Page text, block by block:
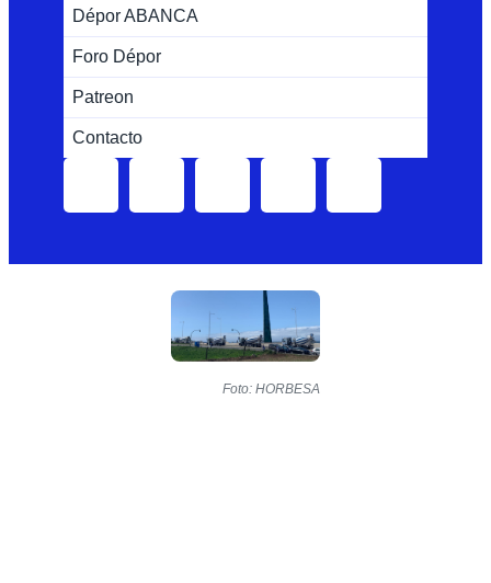
Dépor ABANCA
Foro Dépor
Patreon
Contacto
Foto: HORBESA